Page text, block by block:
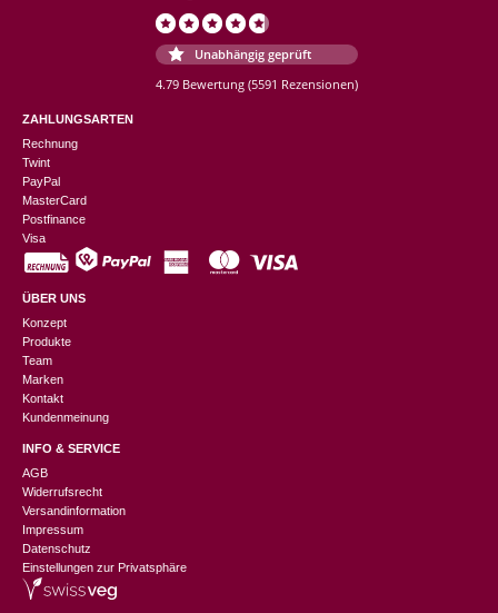
Unabhängig geprüft
4.79 Bewertung (5591 Rezensionen)
ZAHLUNGSARTEN
Rechnung
Twint
PayPal
MasterCard
Postfinance
Visa
ÜBER UNS
Konzept
Produkte
Team
Marken
Kontakt
Kundenmeinung
INFO & SERVICE
AGB
Widerrufsrecht
Versandinformation
Impressum
Datenschutz
Einstellungen zur Privatsphäre